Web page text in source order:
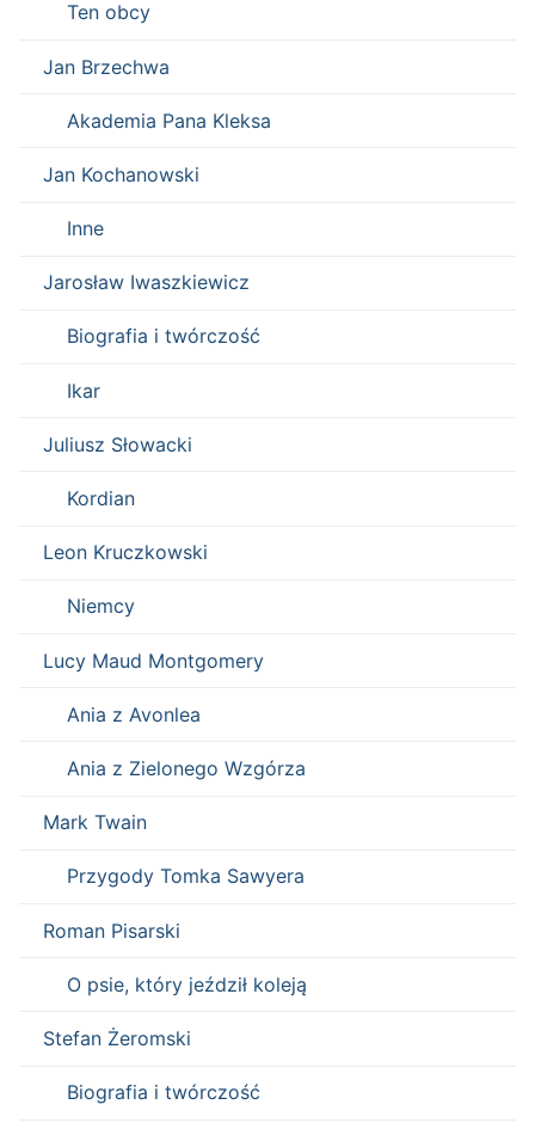
Ten obcy
Jan Brzechwa
Akademia Pana Kleksa
Jan Kochanowski
Inne
Jarosław Iwaszkiewicz
Biografia i twórczość
Ikar
Juliusz Słowacki
Kordian
Leon Kruczkowski
Niemcy
Lucy Maud Montgomery
Ania z Avonlea
Ania z Zielonego Wzgórza
Mark Twain
Przygody Tomka Sawyera
Roman Pisarski
O psie, który jeździł koleją
Stefan Żeromski
Biografia i twórczość